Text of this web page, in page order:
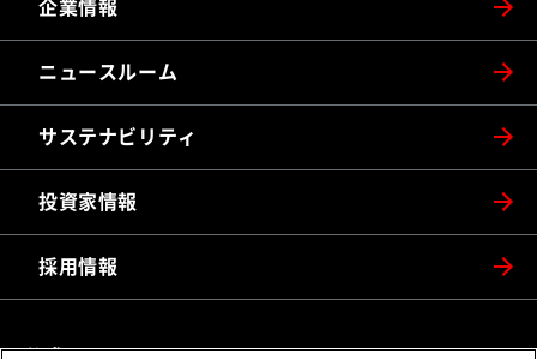
企業情報
ニュースルーム
サステナビリティ
投資家情報
採用情報